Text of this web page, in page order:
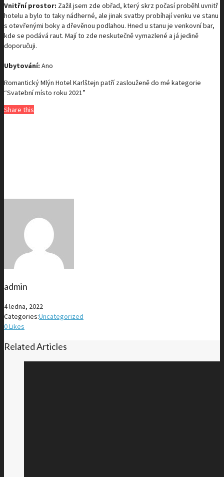
Vnitřní prostor: Zažil jsem zde obřad, který skrz počasí proběhl uvnitř
hotelu a bylo to taky nádherné, ale jinak svatby probíhají venku ve stanu
s otevřenými boky a dřevěnou podlahou. Hned u stanu je venkovní bar,
kde se podává raut. Mají to zde neskutečně vymazlené a já jedině
doporučuji.
Ubytování: Ano
Romantický Mlýn Hotel Karlštejn patří zaslouženě do mé kategorie
“Svatební místo roku 2021”
Share this
admin
4 ledna, 2022
Categories:Uncategorized
0Likes
Related Articles